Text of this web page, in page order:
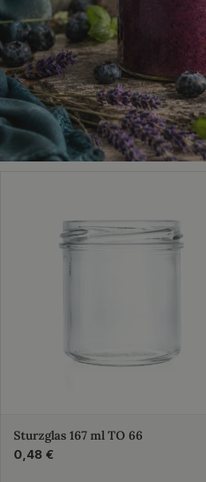
Sturzglas 167 ml TO 66
Regulärer
0,48 €